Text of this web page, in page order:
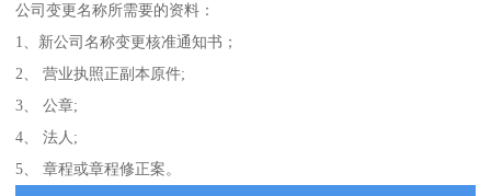
公司变更名称所需要的资料：
1、新公司名称变更核准通知书；
2、 营业执照正副本原件;
3、 公章;
4、 法人;
5、 章程或章程修正案。